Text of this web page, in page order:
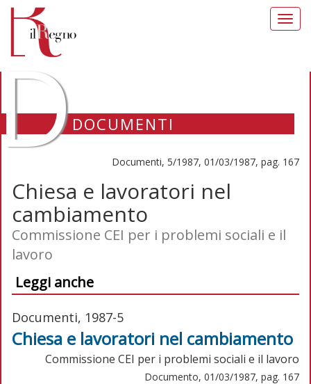
DOCUMENTI
Documenti, 5/1987, 01/03/1987, pag. 167
Chiesa e lavoratori nel
cambiamento
Commissione CEI per i problemi sociali e il
lavoro
Leggi anche
Documenti, 1987-5
Chiesa e lavoratori nel cambiamento
Commissione CEI per i problemi sociali e il lavoro
Documento, 01/03/1987, pag. 167